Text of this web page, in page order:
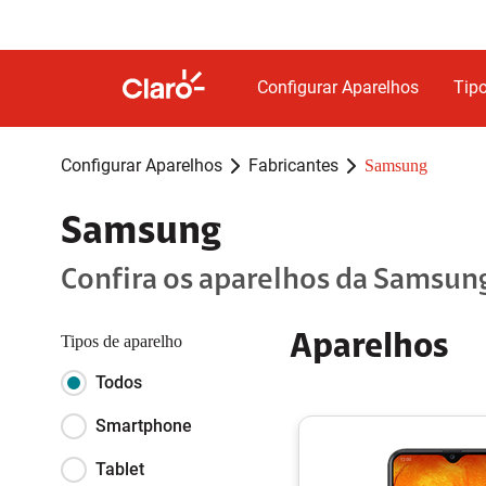
Configurar Aparelhos
Configurar Aparelhos Fabricantes Samsung
Samsung
Confira os aparelhos da
Tipos de aparelho
Todos
Smartphone
Tablet
Aparelhos